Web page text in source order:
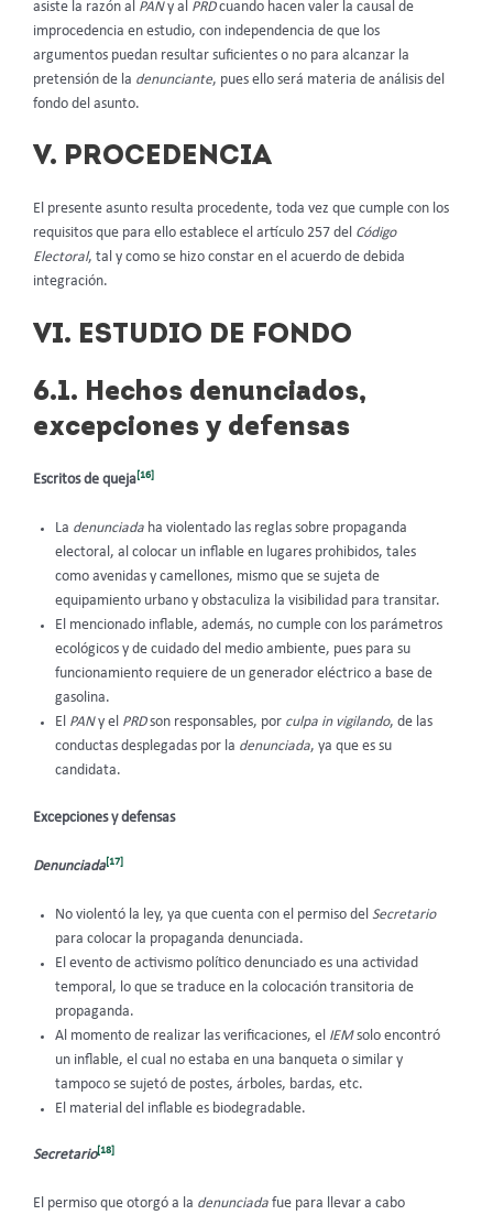
asiste la razón al PANy al PRDcuando hacen valer la causal de
improcedencia en estudio, con independencia de que los
argumentos puedan resultar suficientes o no para alcanzar la
pretensión de la denunciante, pues ello será materia de análisis del
fondo del asunto.
V. PROCEDENCIA
El presente asunto resulta procedente, toda vez que cumple con los
requisitos que para ello establece el artículo 257 del Código
Electoral, tal y como se hizo constar en el acuerdo de debida
integración.
VI. ESTUDIO DE FONDO
6.1. Hechos denunciados,
excepciones y defensas
Escritos de queja[16]
La denunciada ha violentado las reglas sobre propaganda
electoral, al colocar un inflable en lugares prohibidos, tales
como avenidas y camellones, mismo que se sujeta de
equipamiento urbano y obstaculiza la visibilidad para transitar.
El mencionado inflable, además, no cumple con los parámetros
ecológicos y de cuidado del medio ambiente, pues para su
funcionamiento requiere de un generador eléctrico a base de
gasolina.
El PANy el PRDson responsables, por culpa in vigilando, de las
conductas desplegadas por la denunciada, ya que es su
candidata.
Excepciones y defensas
Denunciada[17]
No violentó la ley, ya que cuenta con el permiso del Secretario
para colocar la propaganda denunciada.
El evento de activismo político denunciado es una actividad
temporal, lo que se traduce en la colocación transitoria de
propaganda.
Al momento de realizar las verificaciones, el IEMsolo encontró
un inflable, el cual no estaba en una banqueta o similar y
tampoco se sujetó de postes, árboles, bardas, etc.
El material del inflable es biodegradable.
Secretario[18]
El permiso que otorgó a la denunciada fue para llevar a cabo